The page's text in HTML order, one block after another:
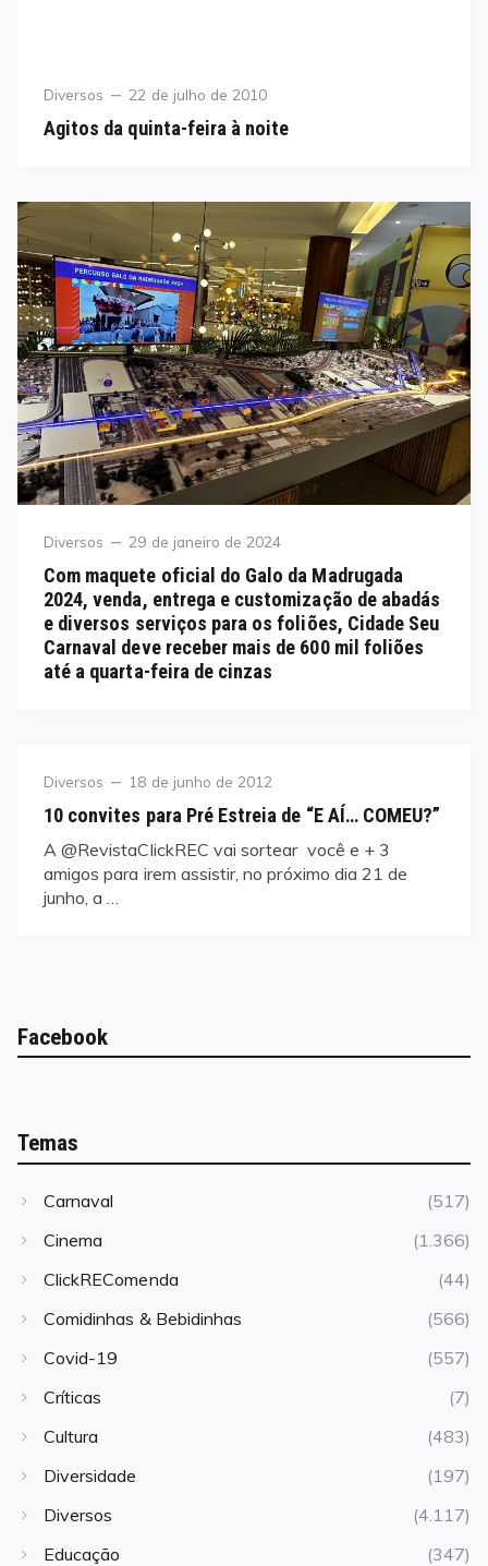
Category
Diversos
Posted
22 de julho de 2010
Agitos da quinta-feira à noite
Category
Diversos
Posted
29 de janeiro de 2024
Com maquete oficial do Galo da Madrugada
2024, venda, entrega e customização de abadás
e diversos serviços para os foliões, Cidade Seu
Carnaval deve receber mais de 600 mil foliões
até a quarta-feira de cinzas
Category
Diversos
Posted
18 de junho de 2012
10 convites para Pré Estreia de “E AÍ… COMEU?”
A @RevistaClickREC vai sortear você e + 3
amigos para irem assistir, no próximo dia 21 de
junho, a …
Facebook
Temas
Carnaval
(517)
Cinema
(1.366)
ClickREComenda
(44)
Comidinhas & Bebidinhas
(566)
Covid-19
(557)
Críticas
(7)
Cultura
(483)
Diversidade
(197)
Diversos
(4.117)
Educação
(347)